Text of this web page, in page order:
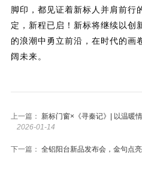
脚印，都见证着新标人并肩前行
定，新程已启！新标将继续以创
的浪潮中勇立前沿，在时代的画
阔未来。
上一篇： 新标门窗×《寻秦记》| 以温暖
2026-01-14
下一篇： 全铝阳台新品发布会，金句点